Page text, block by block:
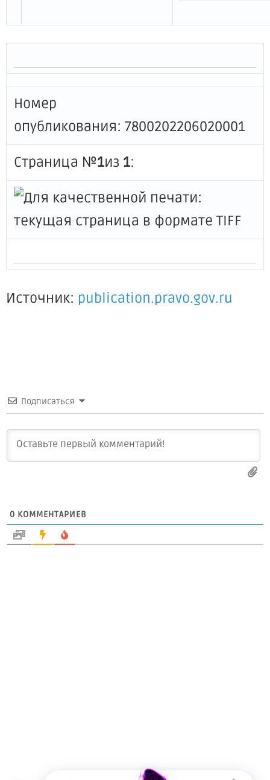
Номер
опубликования: 7800202206020001
Страница №1из 1:
Источник: publication.pravo.gov.ru
Подписаться
0 КОММЕНТАРИЕВ